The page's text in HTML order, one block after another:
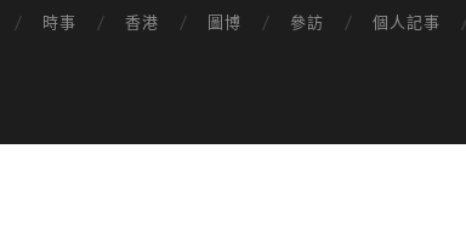
時事 香港 圖博 參訪 個人記事